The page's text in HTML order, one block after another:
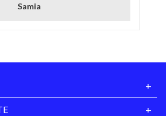
a máximo 110°C, y secar
Samia